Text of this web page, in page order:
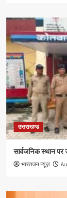
उत्तराखण्ड
सार्वजनिक स्थान
भारतजन न्यूज़